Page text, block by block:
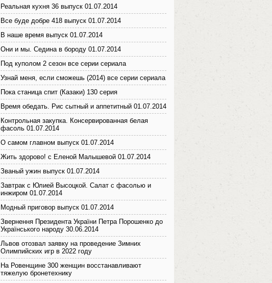
Реальная кухня 36 выпуск 01.07.2014
Все буде добре 418 выпуск 01.07.2014
В наше время выпуск 01.07.2014
Они и мы. Седина в бороду 01.07.2014
Под куполом 2 сезон все серии сериала
Узнай меня, если сможешь (2014) все серии сериала
Пока станица спит (Казаки) 130 серия
Время обедать. Рис сытный и аппетитный 01.07.2014
Контрольная закупка. Консервированная белая
фасоль 01.07.2014
О самом главном выпуск 01.07.2014
Жить здорово! с Еленой Малышевой 01.07.2014
Званый ужин выпуск 01.07.2014
Завтрак с Юлией Высоцкой. Салат с фасолью и
инжиром 01.07.2014
Модный приговор выпуск 01.07.2014
Звернення Президента України Петра Порошенко до
Українського народу 30.06.2014
Львов отозвал заявку на проведение Зимних
Олимпийских игр в 2022 году
На Ровенщине 300 женщин восстанавливают
тяжелую бронетехнику